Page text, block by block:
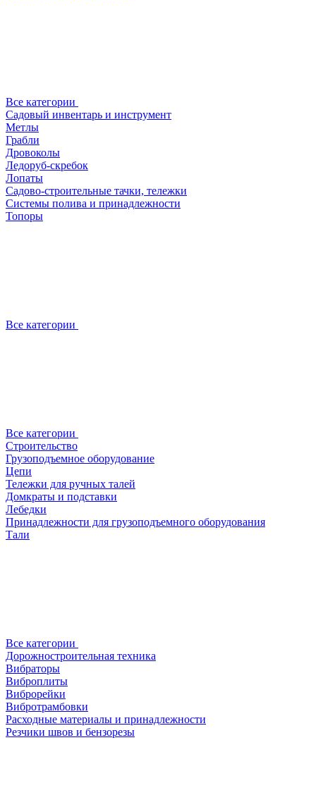
Все категории
Садовый инвентарь и инструмент
Метлы
Грабли
Дровоколы
Ледоруб-скребок
Лопаты
Садово-строительные тачки, тележки
Системы полива и принадлежности
Топоры
Все категории
Все категории
Строительство
Грузоподъемное оборудование
Цепи
Тележки для ручных талей
Домкраты и подставки
Лебедки
Принадлежности для грузоподъемного оборудования
Тали
Все категории
Дорожностроительная техника
Вибраторы
Виброплиты
Виброрейки
Вибротрамбовки
Расходные материалы и принадлежности
Резчики швов и бензорезы